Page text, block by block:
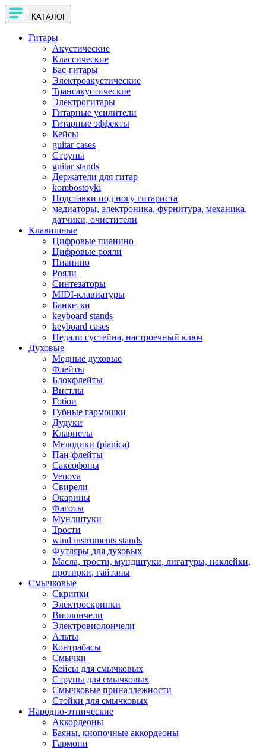
КАТАЛОГ
Гитары
Акустические
Классические
Бас-гитары
Электроакустические
Трансакустические
Электрогитары
Гитарные усилители
Гитарные эффекты
Кейсы
guitar cases
Струны
guitar stands
Держатели для гитар
kombostoyki
Подставки под ногу гитариста
медиаторы, электроника, фурнитура, механика,
датчики, очистители
Клавишные
Цифровые пианино
Цифровые рояли
Пианино
Рояли
Синтезаторы
MIDI-клавиатуры
Банкетки
keyboard stands
keyboard cases
Педали сустейна, настроечный ключ
Духовые
Медные духовые
Флейты
Блокфлейты
Вистлы
Гобои
Губные гармошки
Дудуки
Кларнеты
Мелодики (pianica)
Пан-флейты
Саксофоны
Venova
Свирели
Окарины
Фаготы
Мундштуки
Трости
wind instruments stands
Футляры для духовых
Масла, трости, мундштуки, лигатуры, наклейки,
протирки, гайтаны
Смычковые
Скрипки
Электроскрипки
Виолончели
Электровиолончели
Альты
Контрабасы
Смычки
Кейсы для смычковых
Струны для смычковых
Смычковые принадлежности
Стойки для смычковых
Народно-этнические
Аккордеоны
Баяны, кнопочные аккордеоны
Гармони